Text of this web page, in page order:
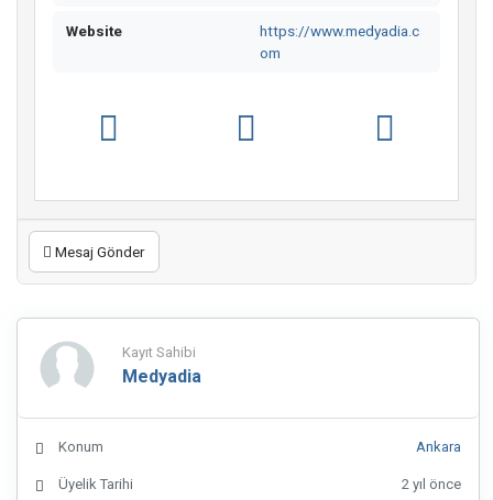
Website
https://www.medyadia.c
om
Mesaj Gönder
Kayıt Sahibi
Medyadia
Konum Ankara
Üyelik Tarihi 2 yıl önce